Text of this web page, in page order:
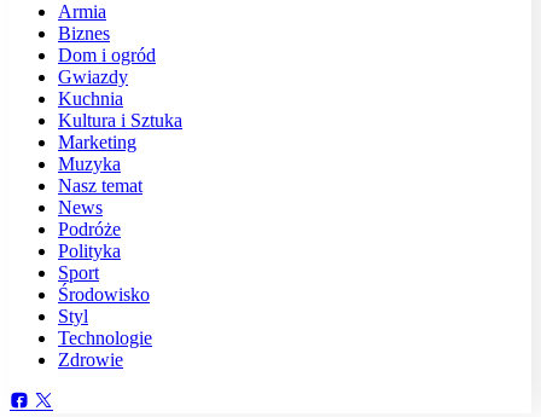
Armia
Biznes
Dom i ogród
Gwiazdy
Kuchnia
Kultura i Sztuka
Marketing
Muzyka
Nasz temat
News
Podróże
Polityka
Sport
Środowisko
Styl
Technologie
Zdrowie